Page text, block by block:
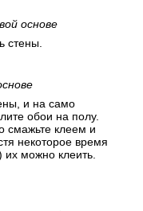
основе
стены.
и на само
обои на полу.
смажьте клеем и
некоторое время
их можно клеить.